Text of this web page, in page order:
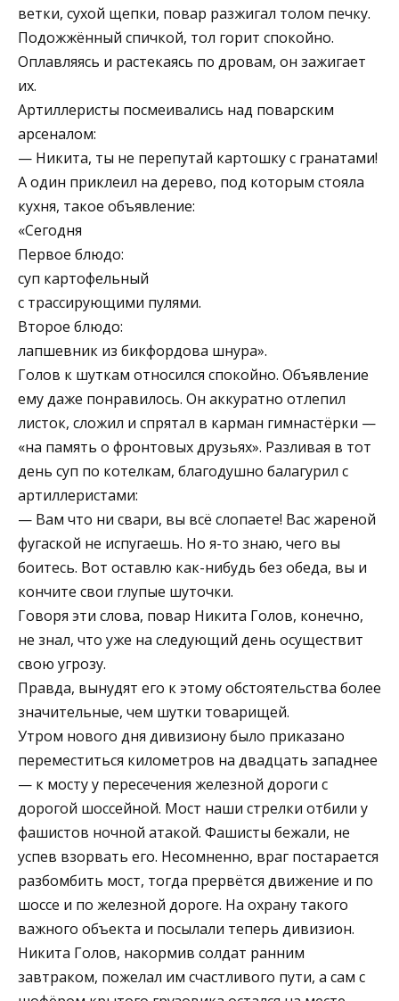
ветки, сухой щепки, повар разжигал толом печку.
Подожжённый спичкой, тол горит спокойно.
Оплавляясь и растекаясь по дровам, он зажигает
их.
Артиллеристы посмеивались над поварским
арсеналом:
— Никита, ты не перепутай картошку с гранатами!
А один приклеил на дерево, под которым стояла
кухня, такое объявление:
«Сегодня
Первое блюдо:
суп картофельный
с трассирующими пулями.
Второе блюдо:
лапшевник из бикфордова шнура».
Голов к шуткам относился спокойно. Объявление
ему даже понравилось. Он аккуратно отлепил
листок, сложил и спрятал в карман гимнастёрки —
«на память о фронтовых друзьях». Разливая в тот
день суп по котелкам, благодушно балагурил с
артиллеристами:
— Вам что ни свари, вы всё слопаете! Вас жареной
фугаской не испугаешь. Но я-то знаю, чего вы
боитесь. Вот оставлю как-нибудь без обеда, вы и
кончите свои глупые шуточки.
Говоря эти слова, повар Никита Голов, конечно,
не знал, что уже на следующий день осуществит
свою угрозу.
Правда, вынудят его к этому обстоятельства более
значительные, чем шутки товарищей.
Утром нового дня дивизиону было приказано
переместиться километров на двадцать западнее
— к мосту у пересечения железной дороги с
дорогой шоссейной. Мост наши стрелки отбили у
фашистов ночной атакой. Фашисты бежали, не
успев взорвать его. Несомненно, враг постарается
разбомбить мост, тогда прервётся движение и по
шоссе и по железной дороге. На охрану такого
важного объекта и посылали теперь дивизион.
Никита Голов, накормив солдат ранним
завтраком, пожелал им счастливого пути, а сам с